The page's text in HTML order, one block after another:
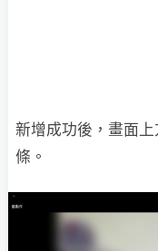
新增成功後，畫面
條。